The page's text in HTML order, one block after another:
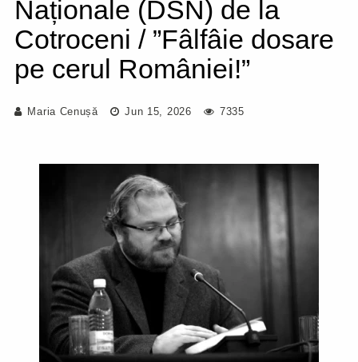
Naționale (DSN) de la
Cotroceni / ”Fâlfâie dosare
pe cerul României!”
Maria Cenușă Jun 15, 2026 7335